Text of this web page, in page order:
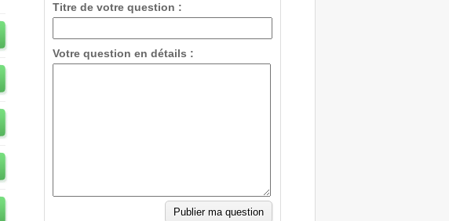
Titre de votre question :
Votre question en détails :